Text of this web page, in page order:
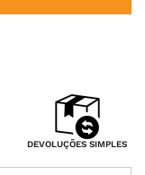
DEVOLUÇÕES SIMPLES